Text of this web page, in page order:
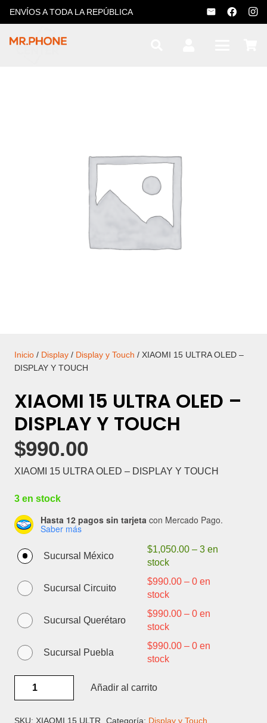
ENVÍOS A TODA LA REPÚBLICA
Inicio / Display / Display y Touch / XIAOMI 15 ULTRA OLED –
DISPLAY Y TOUCH
XIAOMI 15 ULTRA OLED –
DISPLAY Y TOUCH
$990.00
XIAOMI 15 ULTRA OLED – DISPLAY Y TOUCH
3 en stock
Hasta 12 pagos sin tarjeta con Mercado Pago.
Saber más
Sucursal México
$1,050.00– 3 en
stock
Sucursal Circuito
$990.00– 0 en
stock
Sucursal Querétaro
$990.00– 0 en
stock
Sucursal Puebla
$990.00– 0 en
stock
OLED
Añadir al carrito
SKU: XIAOMI 15 ULTR Categoría: Display y Touch